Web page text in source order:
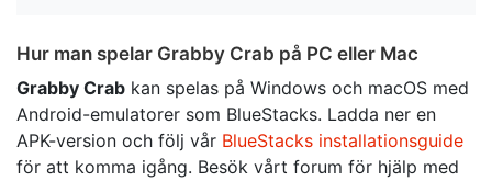
Hur man spelar Grabby Crab på PC eller Mac
Grabby Crab kan spelas på Windows och macOS med
Android-emulatorer som BlueStacks. Ladda ner en
APK-version och följ vår BlueStacks installationsguide
för att komma igång. Besök vårt forum för hjälp med